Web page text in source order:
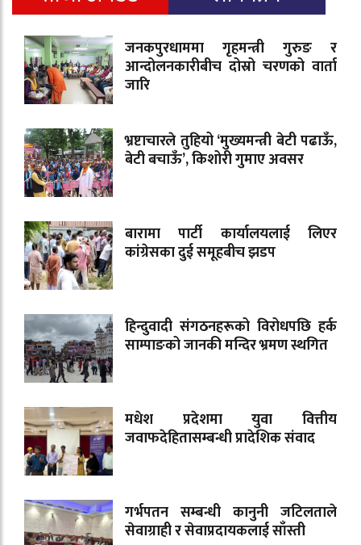
जनकपुरधाममा गृहमन्त्री गुरुङ र
आन्दोलनकारीबीच दोस्रो चरणको वार्ता
जारि
भ्रष्टाचारले तुहियो ‘मुख्यमन्त्री बेटी पढाऊँ,
बेटी बचाऊँ’, किशोरी गुमाए अवसर
बारामा पार्टी कार्यालयलाई लिएर
कांग्रेसका दुई समूहबीच झडप
हिन्दुवादी संगठनहरूको विरोधपछि हर्क
साम्पाङको जानकी मन्दिर भ्रमण स्थगित
मधेश प्रदेशमा युवा वित्तीय
जवाफदेहितासम्बन्धी प्रादेशिक संवाद
गर्भपतन सम्बन्धी कानुनी जटिलताले
सेवाग्राही र सेवाप्रदायकलाई साँस्ती